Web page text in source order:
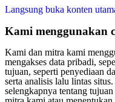
Langsung buka konten
Kami menggunakan
Kami dan mitra kami
mengakses data pribadi,
tujuan, seperti penyediaan
serta analisis lalu lintas
selengkapnya tentang